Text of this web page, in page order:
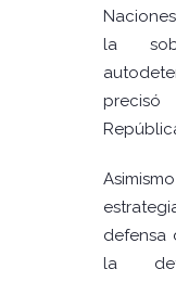
la
precisó
defensa
la